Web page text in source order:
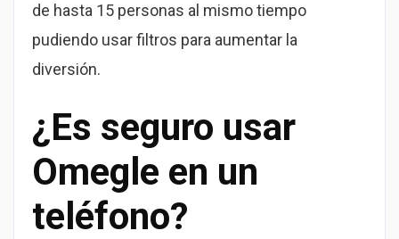
de hasta 15 personas al mismo tiempo
pudiendo usar filtros para aumentar la
diversión.
¿Es seguro usar
Omegle en un
teléfono?